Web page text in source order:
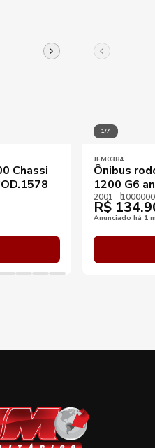
Chassi
1/7
JEM0384
Ônibus
1200 G6
2001
R$
Anunciado há 1